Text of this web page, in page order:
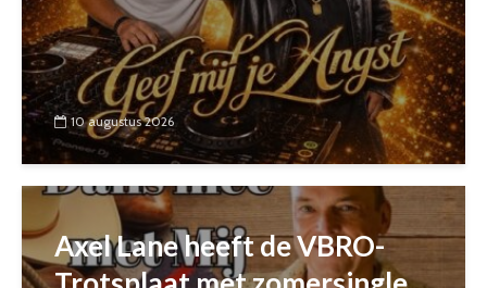
10 augustus 2026
Axel Lane heeft de VBRO-